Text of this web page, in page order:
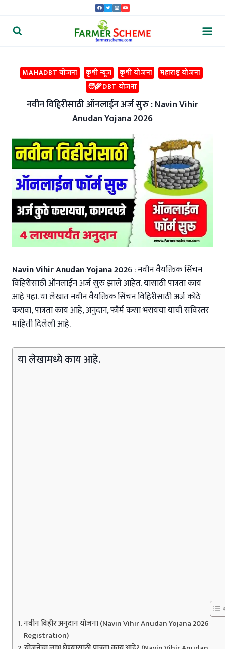
content
MAHADBT योजना कृषी न्यूज कृषी योजना
महाराष्ट्र योजना
🧑‍🌾DBT योजना
नवीन विहिरीसाठी ऑनलाईन अर्ज सुरु : Navin Vihir
Anudan Yojana 2026
Navin Vihir Anudan Yojana 2026 : नवीन वैयक्तिक सिंचन
विहिरीसाठी ऑनलाईन अर्ज सुरु झाले आहेत. यासाठी पात्रता काय
आहे पहा. या लेखात नवीन वैयक्तिक सिंचन विहिरीसाठी अर्ज कोठे
करावा, पात्रता काय आहे, अनुदान, फॉर्म कसा भरायचा याची सविस्तर
माहिती दिलेली आहे.
या लेखामध्ये काय आहे.
नवीन विहीर अनुदान योजना (Navin Vihir Anudan Yojana 2026
Registration)